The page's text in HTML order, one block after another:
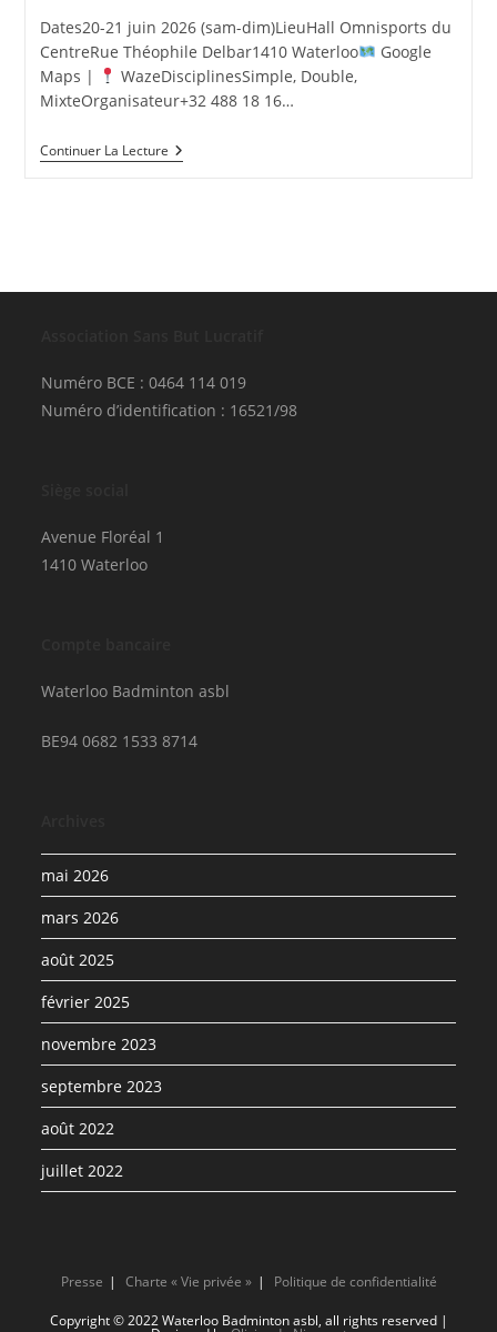
Dates20-21 juin 2026 (sam-dim)LieuHall Omnisports du
CentreRue Théophile Delbar1410 Waterloo
Google
Maps |
WazeDisciplinesSimple, Double,
MixteOrganisateur+32 488 18 16…
Continuer La LectureWaterloo
International
!
Numéro BCE : 0464 114 019
Numéro d’identification : 16521/98
Avenue Floréal 1
1410 Waterloo
Waterloo Badminton asbl
BE94 0682 1533 8714
mai 2026
mars 2026
août 2025
février 2025
novembre 2023
septembre 2023
août 2022
juillet 2022
Presse Charte « Vie privée » Politique de confidentialité
Copyright © 2022 Waterloo Badminton asbl, all rights reserved |